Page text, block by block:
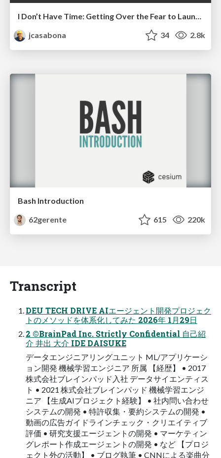
I Don’t Have Time: Getting Over the Fear to Launch Your Podcast
jcasabona
34 2.8k
Bash Introduction
62gerente
615 220k
Transcript
DEU TECH DRIVE AIエージェント開発プロジェク
トのメソッドを体系化してみた 2026年 1月29日
2 ©BrainPad Inc. Strictly Confidential 自己紹
介 井出 大介 IDE DAISUKE
データエンジニアリングユニット ML/アプリケーシ
ョン開発 機械学習エンジニア 所属 【経歴】 • 2017
株式会社ブレインパッド入社 データサイエンティス
ト • 2021 株式会社ブレインパッド 機械学習エンジ
ニア 【生成AIプロジェクト経験】 • 社内問い合わせ
システムの開発 • 特許収集・要約システムの開発 •
動画の広告ガイドラインチェック・クリエイティブ
評価 • 研究支援エージェントの開発 • マーケティン
グレポート作成エージェントの開発 • など 【プロジ
ェクト外の活動】 • ブログ執筆 • CNNによる楽曲分